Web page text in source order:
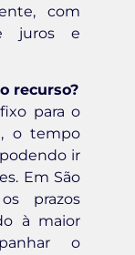
com
juros e
recurso?
para o
o tempo
ir
Em São
prazos
à maior
o